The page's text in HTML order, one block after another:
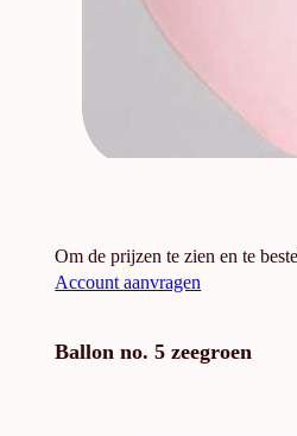
Om de prijzen te zien en te
Account aanvragen
Ballon no. 5 zeegroen